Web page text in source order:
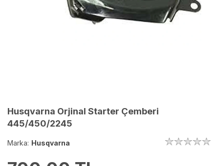
Husqvarna Orjinal Starter Çemberi
445/450/2245
Marka: Husqvarna